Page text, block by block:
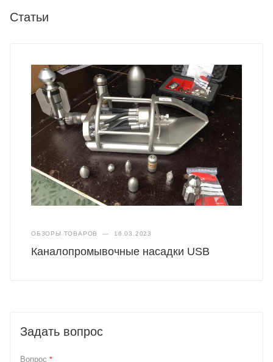
Статьи
ОБЗОРЫ ТОВАРОВ — 16.03.2023
Каналопромывочные насадки USB
Задать вопрос
Вопрос *